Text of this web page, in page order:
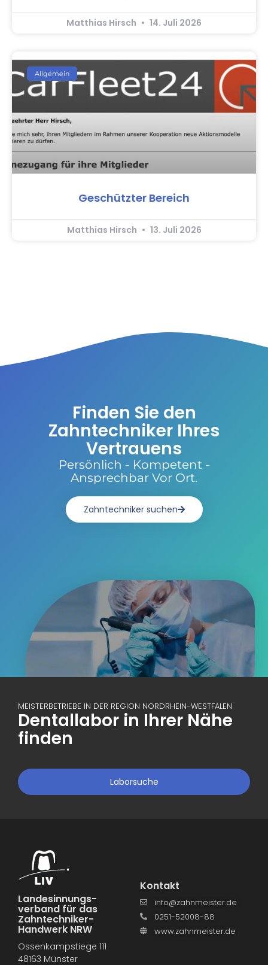
Matthias Hirsch 14. Juli 2026
Allgemein
Geschützter Bereich
Matthias Hirsch 13. Juli 2026
Finden Sie den
Zahntechniker Ihres
Vertrauens
Persönlich - Kompetent -
Ansprechbar Vor Ort.
Zahntechniker suchen
MEISTERBETRIEBE IN DER REGION NORDRHEIN-WESTFALEN
Dentallabor in Ihrer Nähe
finden
Laborsuche
Landesinnungs­
verband für das
Zahntechniker-
Handwerk NRW
Ossenkampstiege 111
48163 Münster
Kontakt
info@zahnmeister.de
0251-52008-88
www.zahnmeister.de